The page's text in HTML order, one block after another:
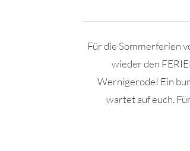
Für die Sommerferien
wieder den
Wernigerode! Ein
wartet auf euch.